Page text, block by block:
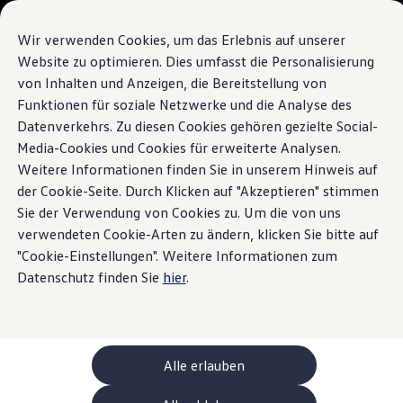
Wir verwenden Cookies, um das Erlebnis auf unserer
Website zu optimieren. Dies umfasst die Personalisierung
von Inhalten und Anzeigen, die Bereitstellung von
Funktionen für soziale Netzwerke und die Analyse des
Datenverkehrs. Zu diesen Cookies gehören gezielte Social-
Media-Cookies und Cookies für erweiterte Analysen.
Weitere Informationen finden Sie in unserem Hinweis auf
der Cookie-Seite. Durch Klicken auf "Akzeptieren" stimmen
Sie der Verwendung von Cookies zu. Um die von uns
verwendeten Cookie-Arten zu ändern, klicken Sie bitte auf
"Cookie-Einstellungen". Weitere Informationen zum
Datenschutz finden Sie hier.
Alle erlauben
Zum
Hauptinhalt
springen
Zum
Footer
springen
Ihre Konfiguration
Sondermodelle UNITED
Beratung und Kauf
Aktuelle Angebote
Geschäftskunden und Flotten
Sofort verfügbare Fahrzeuge
Occasionen
Finanzierung
Leasing-Rechner
Elektromobilität
Kosten und Finanzierung
Laden und Reichweite
Zuhause Laden
Unterwegs Laden
Bidirektionales Laden
Erneuerbare Energielösung: Helion
ChargeOn
Technologie und Batterie
Wie das Batteriesystem der ID. Modelle
Automatische Distanzregelung
Hält Abstand.Und
Tempolimits ein.